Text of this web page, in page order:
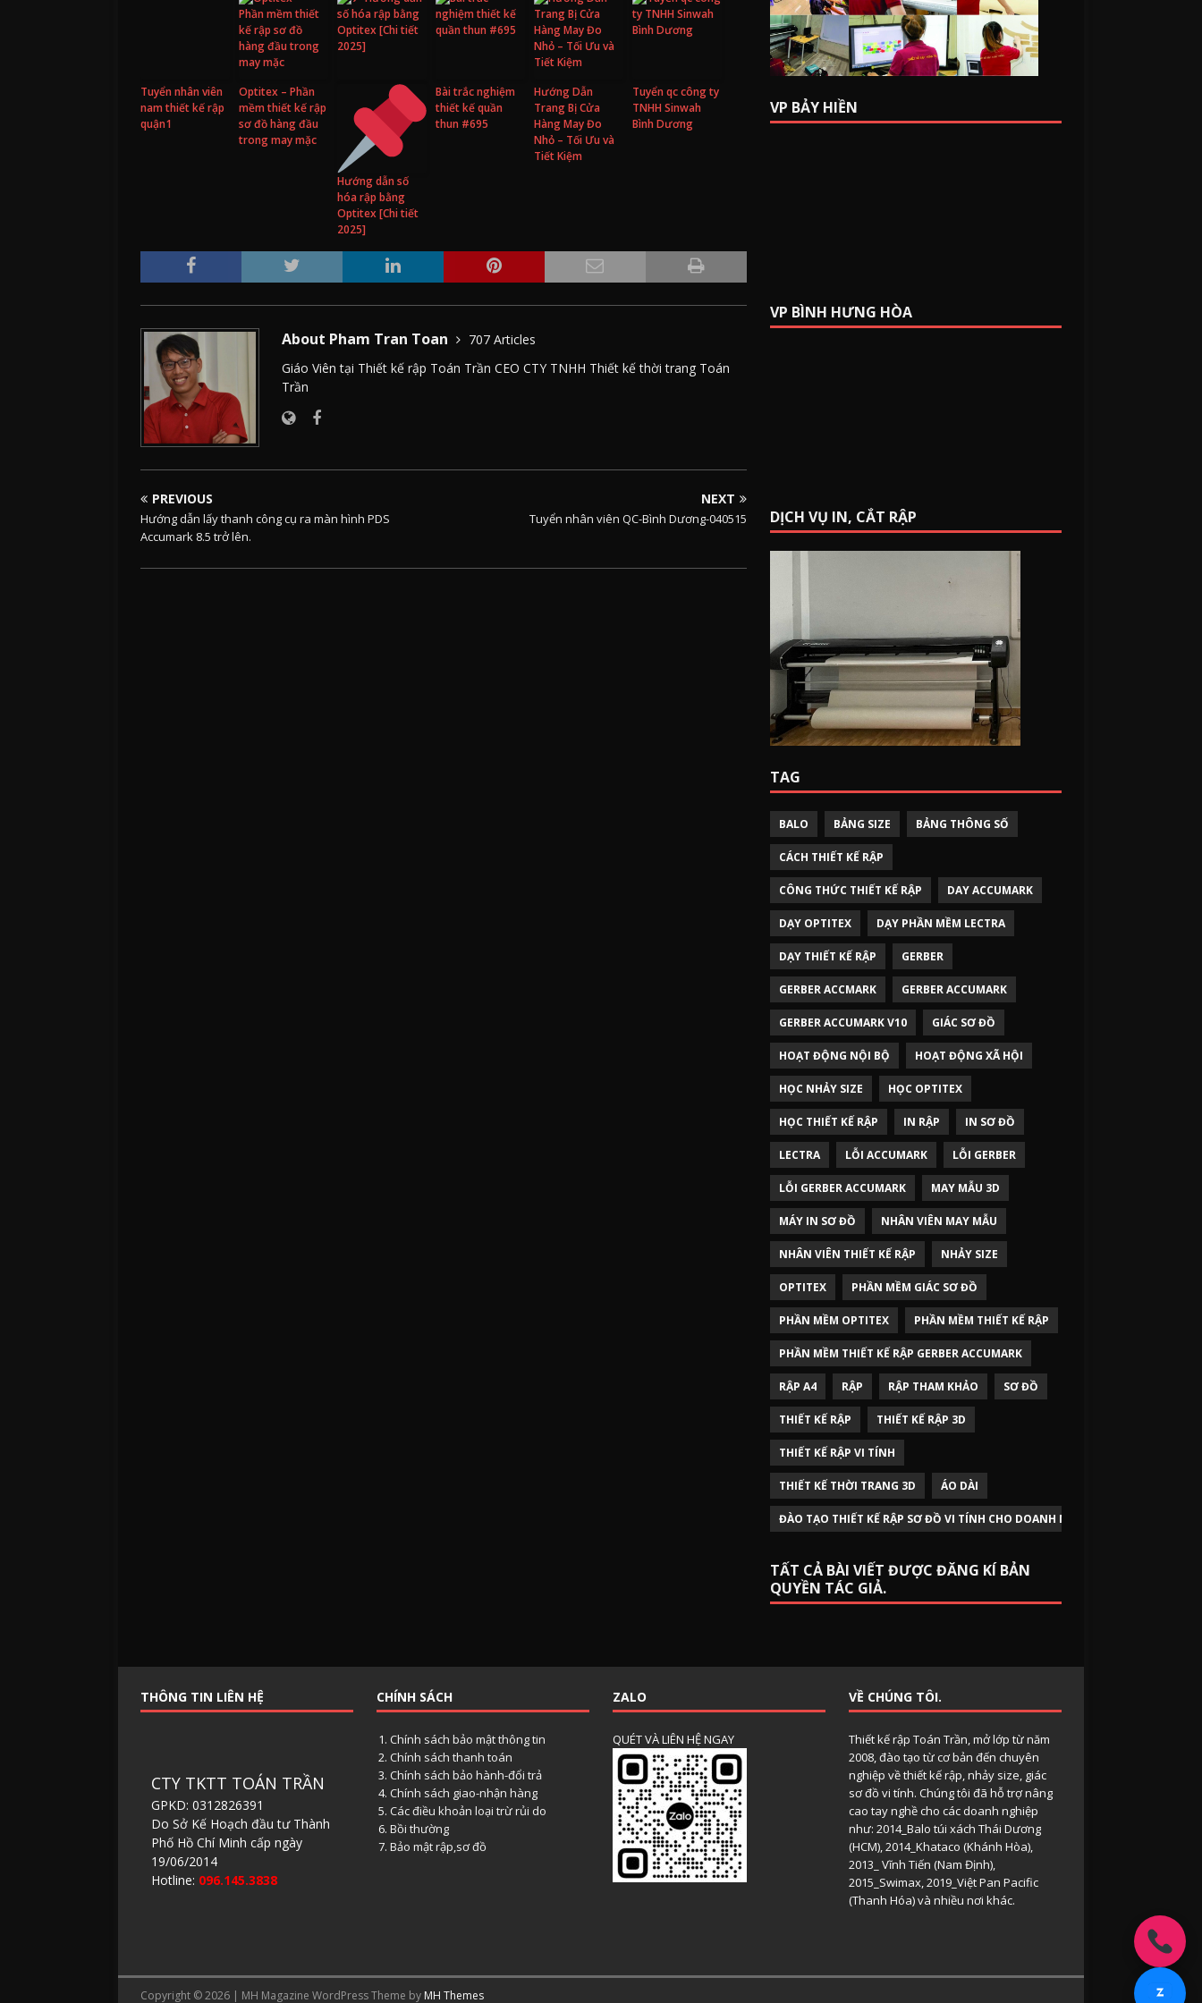
Tuyển nhân viên
nam thiết kế rập
quận1
Optitex – Phần
mềm thiết kế rập
sơ đồ hàng đầu
trong may mặc
Hướng dẫn số
hóa rập bằng
Optitex [Chi tiết
2025]
Bài trắc nghiệm
thiết kế quần
thun #695
Hướng Dẫn
Trang Bị Cửa
Hàng May Đo
Nhỏ – Tối Ưu và
Tiết Kiệm
Tuyển qc công ty
TNHH Sinwah
Bình Dương
About Pham Tran Toan
707 Articles
Giáo Viên tại Thiết kế rập Toán Trần CEO CTY TNHH Thiết kế thời trang Toán
Trần
PREVIOUS
Hướng dẫn lấy thanh công cụ ra màn hình PDS
Accumark 8.5 trở lên.
NEXT
Tuyển nhân viên QC-Bình Dương-040515
VP BẢY HIỀN
VP BÌNH HƯNG HÒA
DỊCH VỤ IN, CẮT RẬP
TAG
BALO BẢNG SIZE BẢNG THÔNG SỐ
CÁCH THIẾT KẾ RẬP
CÔNG THỨC THIẾT KẾ RẬP DAY ACCUMARK
DẠY OPTITEX DẠY PHẦN MỀM LECTRA
DẠY THIẾT KẾ RẬP GERBER
GERBER ACCMARK GERBER ACCUMARK
GERBER ACCUMARK V10 GIÁC SƠ ĐỒ
HOẠT ĐỘNG NỘI BỘ HOẠT ĐỘNG XÃ HỘI
HỌC NHẢY SIZE HỌC OPTITEX
HỌC THIẾT KẾ RẬP IN RẬP IN SƠ ĐỒ
LECTRA LỖI ACCUMARK LỖI GERBER
LỖI GERBER ACCUMARK MAY MẪU 3D
MÁY IN SƠ ĐỒ NHÂN VIÊN MAY MẪU
NHÂN VIÊN THIẾT KẾ RẬP NHẢY SIZE
OPTITEX PHẦN MỀM GIÁC SƠ ĐỒ
PHẦN MỀM OPTITEX PHẦN MỀM THIẾT KẾ RẬP
PHẦN MỀM THIẾT KẾ RẬP GERBER ACCUMARK
RẬP A4 RẬP RẬP THAM KHẢO SƠ ĐỒ
THIẾT KẾ RẬP THIẾT KẾ RẬP 3D
THIẾT KẾ RẬP VI TÍNH
THIẾT KẾ THỜI TRANG 3D ÁO DÀI
ĐÀO TẠO THIẾT KẾ RẬP SƠ ĐỒ VI TÍNH CHO DOANH NGHIỆP
TẤT CẢ BÀI VIẾT ĐƯỢC ĐĂNG KÍ BẢN
QUYỀN TÁC GIẢ.
THÔNG TIN LIÊN HỆ
CTY TKTT TOÁN TRẦN
GPKD: 0312826391
Do Sở Kế Hoạch đầu tư Thành
Phố Hồ Chí Minh cấp ngày
19/06/2014
Hotline: 096.145.3838
CHÍNH SÁCH
Chính sách bảo mật thông tin
Chính sách thanh toán
Chính sách bảo hành-đổi trả
Chính sách giao-nhận hàng
Các điều khoản loại trừ rủi do
Bồi thường
Bảo mật rập,sơ đồ
ZALO
QUÉT VÀ LIÊN HỆ NGAY
VỀ CHÚNG TÔI.
Thiết kế rập Toán Trần, mở lớp từ năm
2008, đào tạo từ cơ bản đến chuyên
nghiệp về thiết kế rập, nhảy size, giác
sơ đồ vi tính. Chúng tôi đã hỗ trợ nâng
cao tay nghề cho các doanh nghiệp
như: 2014_Balo túi xách Thái Dương
(HCM), 2014_Khataco (Khánh Hòa),
2013_ Vĩnh Tiến (Nam Định),
2015_Swimax, 2019_Việt Pan Pacific
(Thanh Hóa) và nhiều nơi khác.
Copyright © 2026 | MH Magazine WordPress Theme by MH Themes